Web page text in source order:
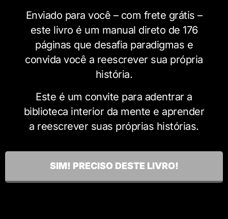
Enviado para você – com frete grátis –
este livro é um manual direto de 176
páginas que desafia paradigmas e
convida você a reescrever sua própria
história.
Este é um convite para adentrar a
biblioteca interior da mente e aprender
a reescrever suas próprias histórias.
SIM! PRECISO DESTE LIVRO!